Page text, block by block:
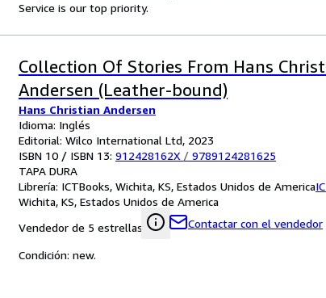
Service is our top priority.
Collection Of Stories From Hans
Andersen (Leather-bound)
Hans Christian Andersen
Idioma: Inglés
Editorial: Wilco International Ltd, 2023
ISBN 10 / ISBN 13: 912428162X / 9789124281625
TAPA DURA
Librería: ICTBooks, Wichita, KS, Estados Unidos de America
Wichita, KS, Estados Unidos de America
Vendedor de 5 estrellas
Contactar con el vendedor
Condición: new.